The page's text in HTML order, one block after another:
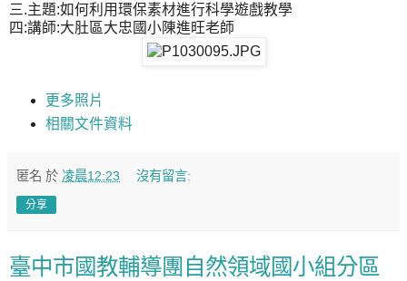
三.主題:如何利用環保素材進行科學遊戲教學
四:講師:大肚區大忠國小陳進旺老師
更多照片
相關文件資料
匿名 於 凌晨12:23 沒有留言:
分享
臺中市國教輔導團自然領域國小組分區